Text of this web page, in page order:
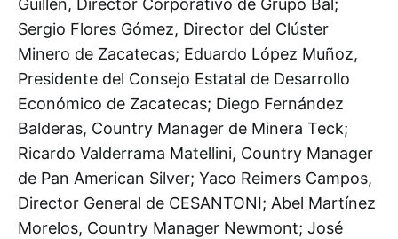
Guillén, Director Corporativo de Grupo Bal;
Sergio Flores Gómez, Director del Clúster
Minero de Zacatecas; Eduardo López Muñoz,
Presidente del Consejo Estatal de Desarrollo
Económico de Zacatecas; Diego Fernández
Balderas, Country Manager de Minera Teck;
Ricardo Valderrama Matellini, Country Manager
de Pan American Silver; Yaco Reimers Campos,
Director General de CESANTONI; Abel Martínez
Morelos, Country Manager Newmont; José